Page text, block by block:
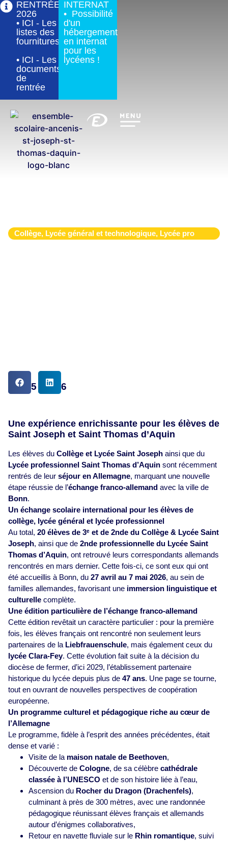
RENTRÉE
2026
• ICI - Les
listes des
fournitures
• ICI - Les
documents
de
rentrée
INTERNAT
• Possibilité
d'un
hébergement
en internat
pour les
lycéens !
Collège, Lycée général et technologique, Lycée pro
DATE
11.05.2026
Une expérience enrichissante pour les élèves de
Saint Joseph et Saint Thomas d’Aquin
Les élèves du Collège et Lycée Saint Joseph ainsi que du
Lycée professionnel Saint Thomas d’Aquin sont récemment
rentrés de leur séjour en Allemagne, marquant une nouvelle
étape réussie de l’échange franco-allemand avec la ville de
Bonn.
Un échange scolaire international pour les élèves de
collège, lycée général et lycée professionnel
Au total, 20 élèves de 3ᵉ et de 2nde du Collège & Lycée Saint
Joseph, ainsi que de 2nde professionnelle du Lycée Saint
Thomas d’Aquin, ont retrouvé leurs correspondants allemands
rencontrés en mars dernier. Cette fois-ci, ce sont eux qui ont
été accueillis à Bonn, du 27 avril au 7 mai 2026, au sein de
familles allemandes, favorisant une immersion linguistique et
culturelle complète.
Une édition particulière de l’échange franco-allemand
Cette édition revêtait un caractère particulier : pour la première
fois, les élèves français ont rencontré non seulement leurs
partenaires de la Liebfrauenschule, mais également ceux du
lycée Clara-Fey. Cette évolution fait suite à la décision du
diocèse de fermer, d’ici 2029, l’établissement partenaire
historique du lycée depuis plus de 47 ans. Une page se tourne,
tout en ouvrant de nouvelles perspectives de coopération
européenne.
Un programme culturel et pédagogique riche au cœur de
l’Allemagne
Le programme, fidèle à l’esprit des années précédentes, était
dense et varié :
Visite de la maison natale de Beethoven,
Découverte de Cologne, de sa célèbre cathédrale
classée à l’UNESCO et de son histoire liée à l’eau,
Ascension du Rocher du Dragon (Drachenfels),
culminant à près de 300 mètres, avec une randonnée
pédagogique réunissant élèves français et allemands
autour d’énigmes collaboratives,
Retour en navette fluviale sur le Rhin romantique, suivi